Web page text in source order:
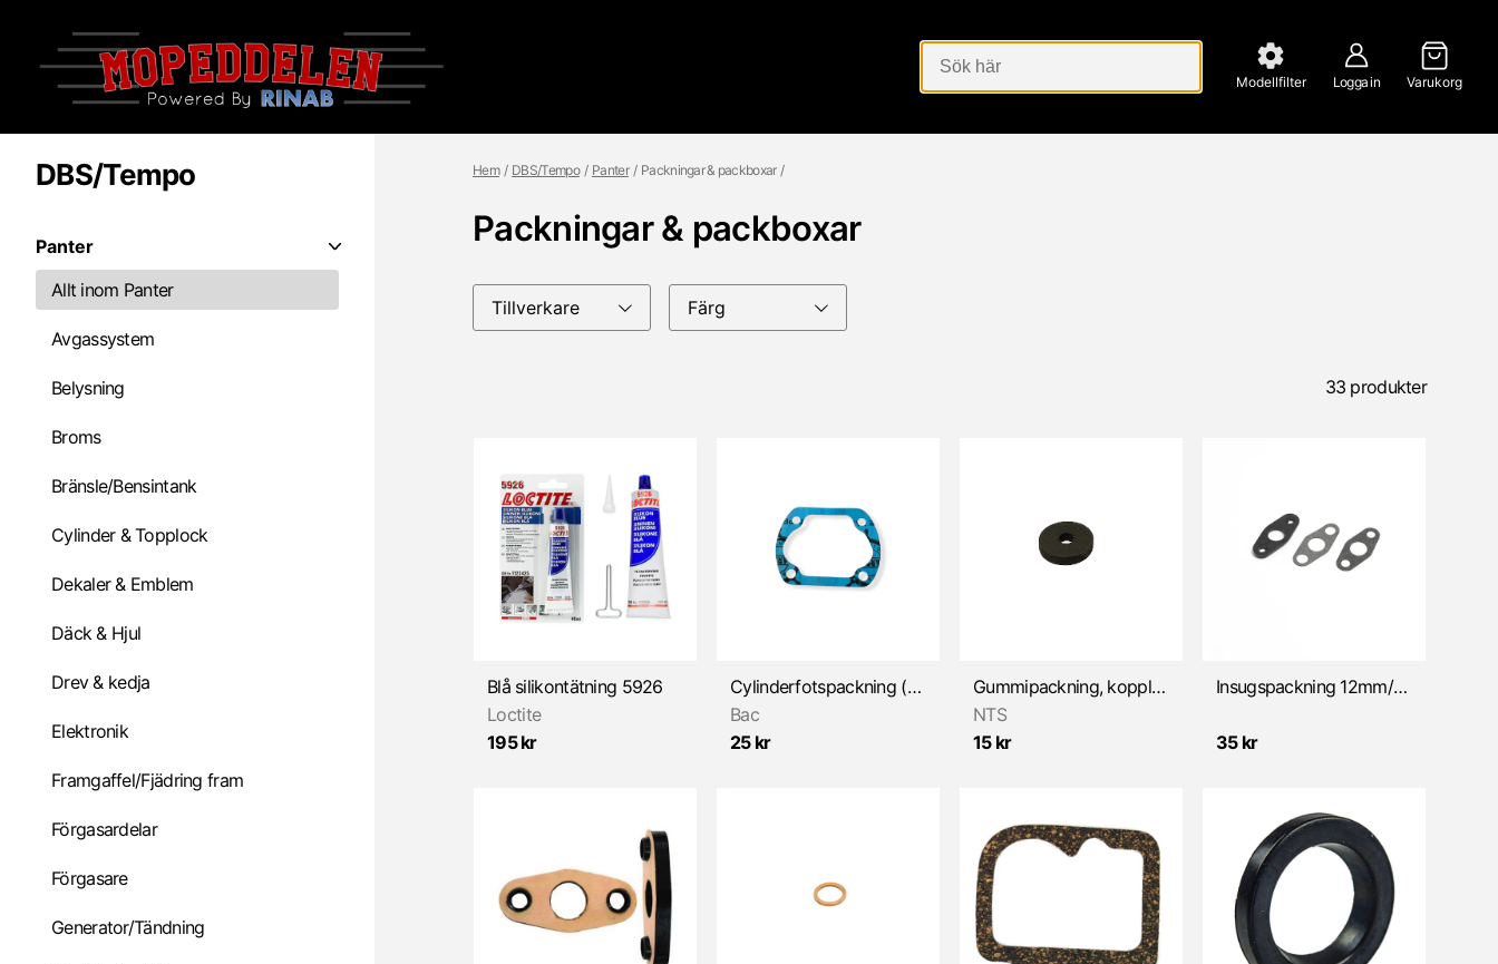
Modellfilter Logga in Varukorg
DBS/Tempo
Panter
Allt inom Panter
Avgassystem
Belysning
Broms
Bränsle/Bensintank
Cylinder & Topplock
Dekaler & Emblem
Däck & Hjul
Drev & kedja
Elektronik
Framgaffel/Fjädring fram
Förgasardelar
Förgasare
Generator/Tändning
Hem DBS/Tempo Panter Packningar & packboxar
Packningar & packboxar
Tillverkare Färg
33 produkter
Blå silikontätning 5926
Loctite
195 kr
Cylinderfotspackning (Sachs 2v 3v/4v) BAC
Bac
25 kr
Gummipackning, koppling 3x10x2mm (Sachs)
NTS
15 kr
Insugspackning 12mm/2,1mm (Sachs)
35 kr